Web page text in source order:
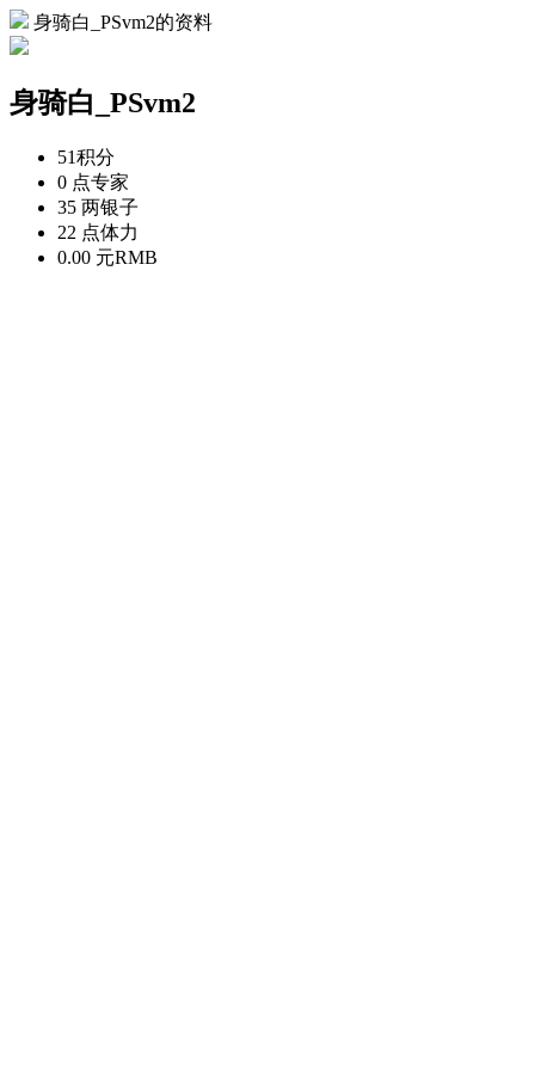
身骑白_PSvm2的资料
身骑白_PSvm2
51积分
0 点专家
35 两银子
22 点体力
0.00 元RMB